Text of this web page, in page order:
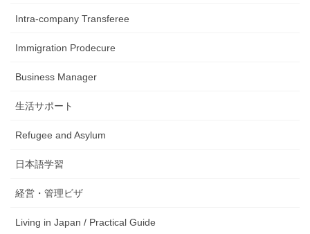
Intra-company Transferee
Immigration Prodecure
Business Manager
生活サポート
Refugee and Asylum
日本語学習
経営・管理ビザ
Living in Japan / Practical Guide